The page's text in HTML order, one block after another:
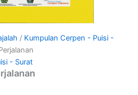
/ Kumpulan Cerpen - Puisi -
- Surat